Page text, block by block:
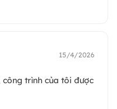
15/4/2026
công trình của tôi được